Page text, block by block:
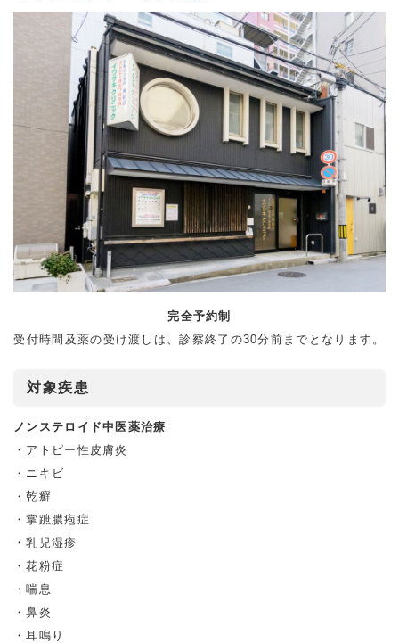
完全予約制
受付時間及薬の受け渡しは、診察終了の30分前までとなります。
対象疾患
ノンステロイド中医薬治療
アトピー性⽪膚炎
ニキビ
乾癬
掌蹠膿疱症
乳児湿疹
花粉症
喘息
鼻炎
耳鳴り